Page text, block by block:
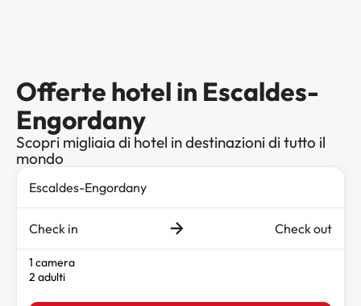
Offerte hotel in Escaldes-
Engordany
Scopri migliaia di hotel in destinazioni di tutto il
mondo
Check in Check out
1 camera
2 adulti